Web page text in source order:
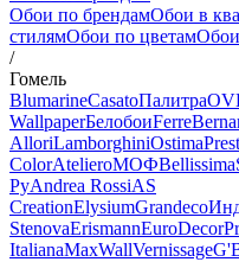
Обои по брендамОбои в
стилямОбои по цветам
/
Гомель
BlumarineCasatoПалитра
WallpaperБелобоиFerre
AlloriLamborghiniOstima
ColorAtelieroМОФBellissima
РуAndrea RossiAS
CreationElysiumGrandeco
StenovaErismannEuroDecor
ItalianaMaxWallVernissage